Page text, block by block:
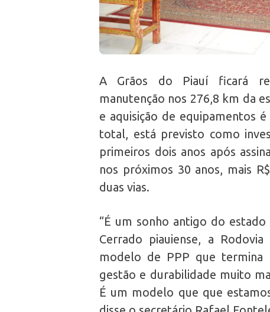
A Grãos do Piauí ficará
manutenção nos 276,8 km da
e aquisição de equipamentos
total, está previsto como
primeiros dois anos após
nos próximos 30 anos, mais
duas vias.
“É um sonho antigo do
Cerrado piauiense, a
modelo de PPP que termina
gestão e durabilidade muito
É um modelo que que